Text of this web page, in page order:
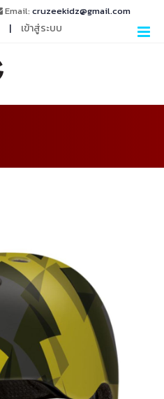
Email: cruzeekidz@gmail.com
| เข้าสู่ระบบ